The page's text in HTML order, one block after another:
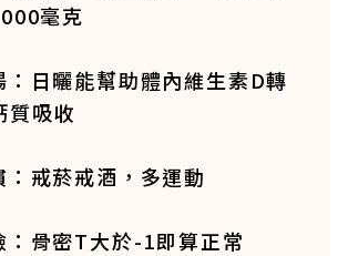
毫克
日曬能幫助體內維生素D轉
質吸收
戒菸戒酒，多運動
：骨密T大於-1即算正常